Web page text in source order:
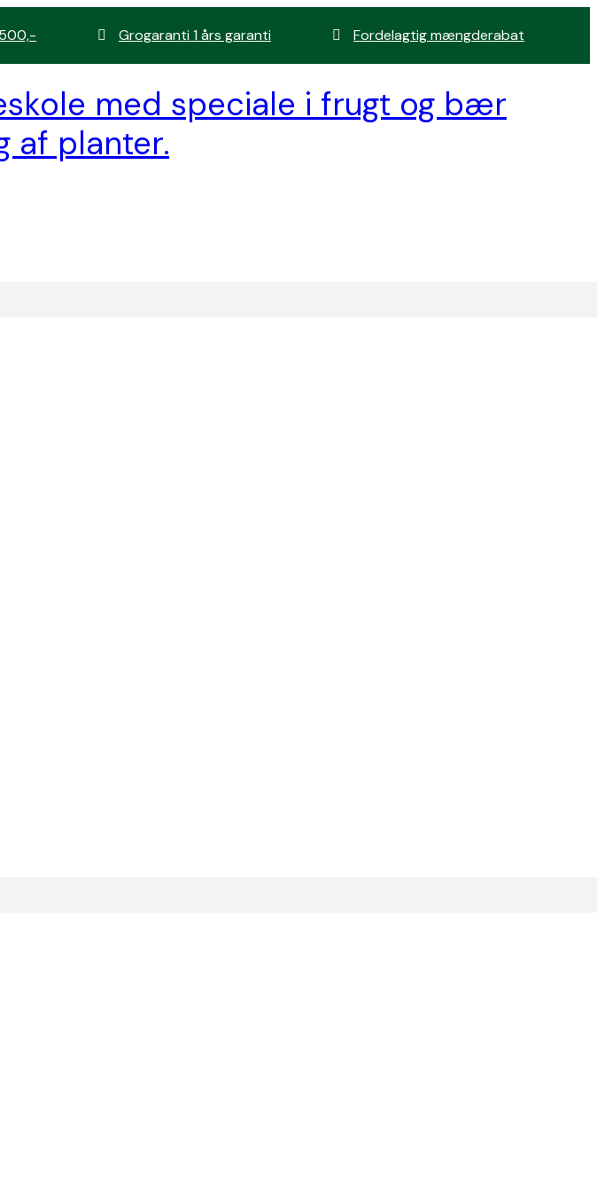
Grogaranti 1 års garanti Fordelagtig mængderabat
med speciale i frugt og bær
af planter.